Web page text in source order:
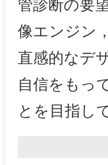
管診断の要
像エンジン
直感的なデ
自信をもっ
とを目指し